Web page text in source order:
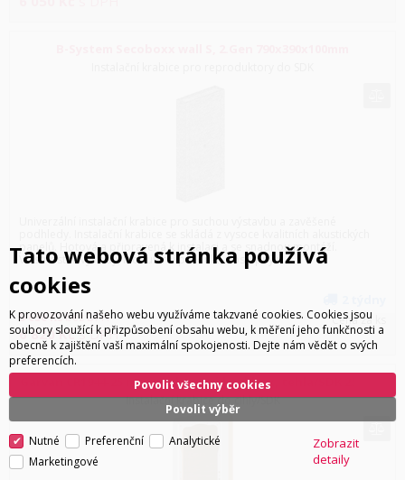
panelů. Hotová a připravená k instalaci a se snadnou montáží.
Vlastnosti a výhody; Modulární produkt, dostupný v...
5 636Kč bez DPH
6 820 Kč s DPH
Cena za ks
Garvan CR1944-25 marine drevený backbox, tehla/SDK 25 mm,
pre repro 190 x 440 mm
Instalační krabice do cihly/SDK
Tato webová stránka používá
cookies
K provozování našeho webu využíváme takzvané cookies. Cookies jsou
soubory sloužící k přizpůsobení obsahu webu, k měření jeho funkčnosti a
obecně k zajištění vaší maximální spokojenosti. Dejte nám vědět o svých
preferencích.
Povolit výběr
Povolit všechny cookies
Nutné Preferenční
Analytické
Marketingové
Zobrazit
detaily